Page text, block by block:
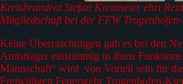
Kreisbrandrat Stefan Kreitmeier ehrt
Mitgliedschaft bei der FFW
Keine Überraschungen gab es bei den
Amtsträger einstimmig in ihren
Mannschaft“ wird von Vorteil sein für
Freiwilligen Feuerwehr Trugenhofen-